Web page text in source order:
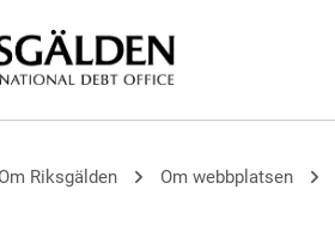
Om Riksgälden Om webbplatsen